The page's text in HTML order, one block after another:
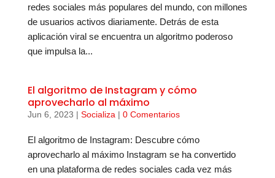
redes sociales más populares del mundo, con millones
de usuarios activos diariamente. Detrás de esta
aplicación viral se encuentra un algoritmo poderoso
que impulsa la...
El algoritmo de Instagram y cómo
aprovecharlo al máximo
Jun 6, 2023 | Socializa | 0 Comentarios
El algoritmo de Instagram: Descubre cómo
aprovecharlo al máximo Instagram se ha convertido
en una plataforma de redes sociales cada vez más